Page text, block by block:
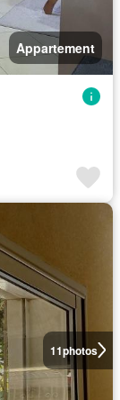
Appartement
11photos